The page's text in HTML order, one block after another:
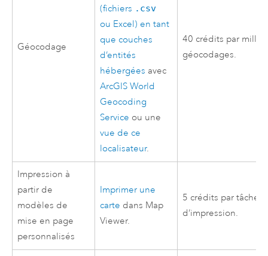
Géocodage
(fichiers .csv
ou Excel) en tant
que couches
d’entités
hébergées avec
ArcGIS World
Geocoding
Service ou une
vue de ce
localisateur.
40 crédits par
géocodages.
Impression à
partir de
modèles de
mise en page
personnalisés
Imprimer une
carte dans Map
Viewer.
5 crédits par tâche
d’impression.